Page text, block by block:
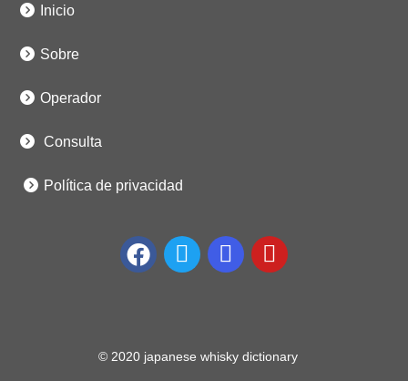
Inicio
Sobre
Operador
Consulta
Política de privacidad
© 2020 japanese whisky dictionary